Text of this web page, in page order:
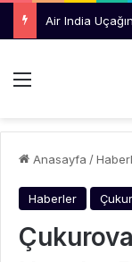
Menü
Anasayfa /
Haberler